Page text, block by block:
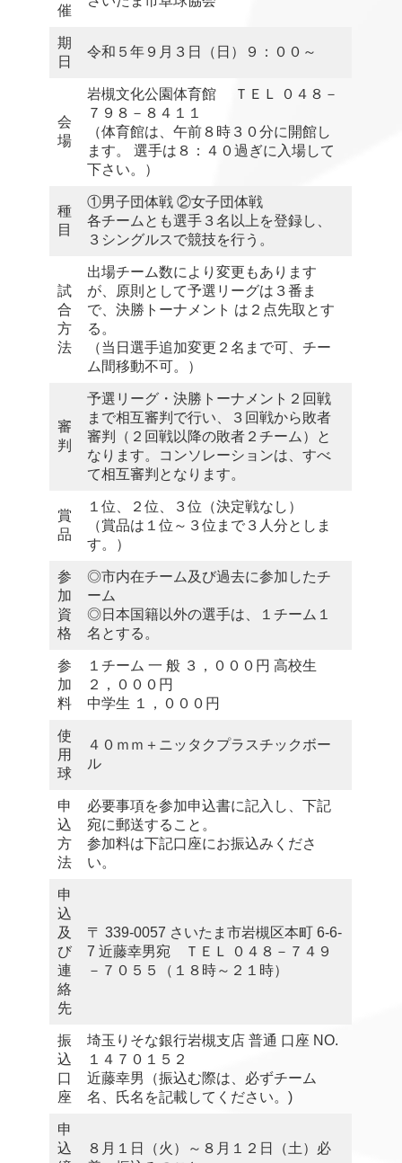
催
期
日
令和５年９月３日（日）９：００～
会
場
岩槻文化公園体育館 ＴＥＬ ０４８－
７９８－８４１１
（体育館は、午前８時３０分に開館し
ます。 選手は８：４０過ぎに入場して
下さい。）
種
目
①男子団体戦 ②女子団体戦
各チームとも選手３名以上を登録し、
３シングルスで競技を行う。
試
合
方
法
出場チーム数により変更もあります
が、原則として予選リーグは３番ま
で、決勝トーナメント は２点先取とす
る。
（当日選手追加変更２名まで可、チー
ム間移動不可。）
審
判
予選リーグ・決勝トーナメント２回戦
まで相互審判で行い、３回戦から敗者
審判（２回戦以降の敗者２チーム）と
なります。コンソレーションは、すべ
て相互審判となります。
賞
品
１位、２位、３位（決定戦なし）
（賞品は１位～３位まで３人分としま
す。）
参
加
資
格
◎市内在チーム及び過去に参加したチ
ーム
◎日本国籍以外の選手は、１チーム１
名とする。
参
加
料
１チーム 一 般 ３，０００円 高校生
２，０００円
中学生 １，０００円
使
用
球
４０ｍｍ＋ニッタクプラスチックボー
ル
申
込
方
法
必要事項を参加申込書に記入し、下記
宛に郵送すること。
参加料は下記口座にお振込みくださ
い。
申
込
及
び
連
絡
先
〒 339-0057 さいたま市岩槻区本町 6-6-
7 近藤幸男宛 ＴＥＬ ０４８－７４９
－７０５５（１８時～２１時）
振
込
口
座
埼玉りそな銀行岩槻支店 普通 口座 NO.
１４７０１５２
近藤幸男（振込む際は、必ずチーム
名、氏名を記載してください。)
申
込
８月１日（火）～８月１２日（土）必